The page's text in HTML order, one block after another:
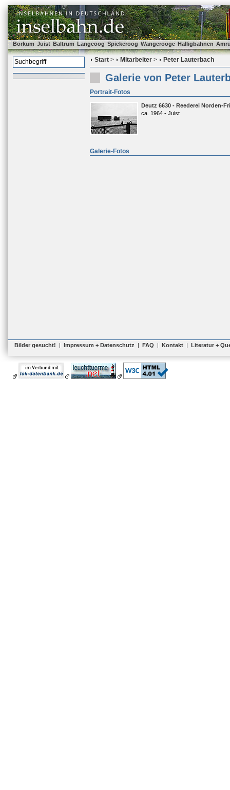
Borkum Juist Baltrum Langeoog Spiekeroog Wangerooge Halligbahnen
Start > Mitarbeiter > Peter Lauterbach
Galerie von Peter
Portrait-Fotos
Deutz 6630 - Reederei Norden-
ca. 1964 - Juist
Galerie-Fotos
Bilder gesucht! | Impressum + Datenschutz | FAQ | Kontakt | Literatur +